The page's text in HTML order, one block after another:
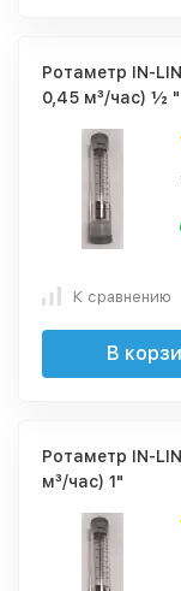
Ротаметр IN-
0,45 м³/час) ½ "
К сравнению
В
Ротаметр IN-
м³/час) 1"